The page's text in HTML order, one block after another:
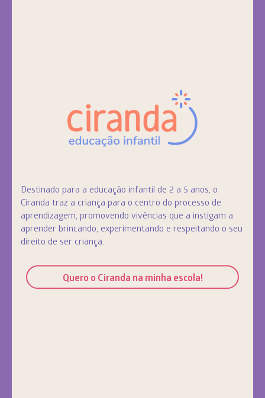
Destinado para a educação infantil de 2 a 5 anos, o
Ciranda traz a criança para o centro do processo de
aprendizagem, promovendo vivências que a instigam a
aprender brincando, experimentando e respeitando o seu
direito de ser criança.
Quero o Ciranda na minha escola!